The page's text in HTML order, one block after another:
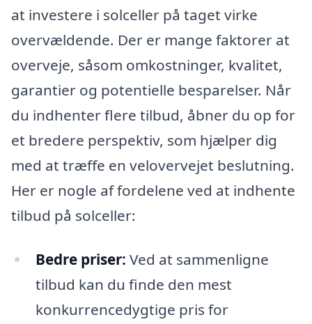
at investere i solceller på taget virke
overvældende. Der er mange faktorer at
overveje, såsom omkostninger, kvalitet,
garantier og potentielle besparelser. Når
du indhenter flere tilbud, åbner du op for
et bredere perspektiv, som hjælper dig
med at træffe en velovervejet beslutning.
Her er nogle af fordelene ved at indhente
tilbud på solceller:
Bedre priser: Ved at sammenligne
tilbud kan du finde den mest
konkurrencedygtige pris for